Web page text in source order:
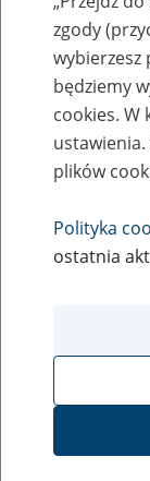
Przejdź do strony
zgody
wybierzesz
będziemy
cookies. W
plików
Polityka
ostatnia